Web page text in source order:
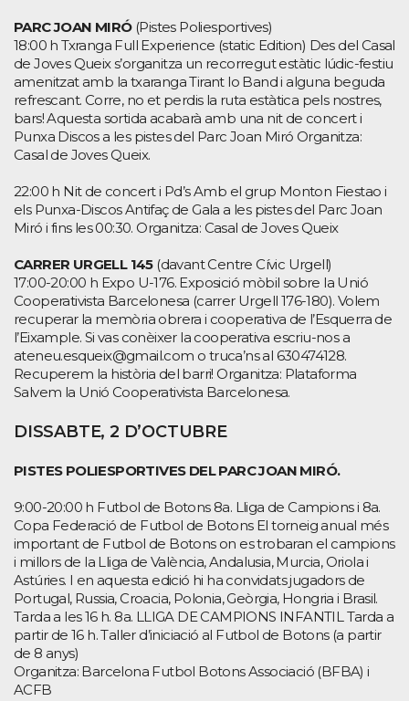
PARC JOAN MIRÓ(Pistes Poliesportives)
18:00 h Txranga Full Experience (static Edition) Des del Casal
de Joves Queix s’organitza un recorregut estàtic lúdic-festiu
amenitzat amb la txaranga Tirant lo Band i alguna beguda
refrescant. Corre, no et perdis la ruta estàtica pels nostres,
bars! Aquesta sortida acabarà amb una nit de concert i
Punxa Discos a les pistes del Parc Joan Miró Organitza:
Casal de Joves Queix.
22:00 h Nit de concert i Pd’s Amb el grup Monton Fiestao i
els Punxa-Discos Antifaç de Gala a les pistes del Parc Joan
Miró i fins les 00:30. Organitza: Casal de Joves Queix
CARRER URGELL 145(davant Centre Cívic Urgell)
17:00-20:00 h Expo U-176. Exposició mòbil sobre la Unió
Cooperativista Barcelonesa (carrer Urgell 176-180). Volem
recuperar la memòria obrera i cooperativa de l’Esquerra de
l’Eixample. Si vas conèixer la cooperativa escriu-nos a
ateneu.esqueix@gmail.com o truca’ns al 630474128.
Recuperem la història del barri! Organitza: Plataforma
Salvem la Unió Cooperativista Barcelonesa.
DISSABTE, 2 D’OCTUBRE
PISTES POLIESPORTIVES DEL PARC JOAN MIRÓ.
9:00-20:00 h Futbol de Botons 8a. Lliga de Campions i 8a.
Copa Federació de Futbol de Botons El torneig anual més
important de Futbol de Botons on es trobaran el campions
i millors de la Lliga de València, Andalusia, Murcia, Oriola i
Astúries. I en aquesta edició hi ha convidats jugadors de
Portugal, Russia, Croacia, Polonia, Geòrgia, Hongria i Brasil.
Tarda a les 16 h. 8a. LLIGA DE CAMPIONS INFANTIL Tarda a
partir de 16 h. Taller d’iniciació al Futbol de Botons (a partir
de 8 anys)
Organitza: Barcelona Futbol Botons Associació (BFBA) i
ACFB